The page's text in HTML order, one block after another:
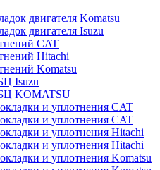
двигателя Komatsu
двигателя Isuzu
CAT
Hitachi
Komatsu
Isuzu
KOMATSU
и уплотнения CAT
и уплотнения CAT
и уплотнения Hitachi
и уплотнения Hitachi
и уплотнения Komatsu